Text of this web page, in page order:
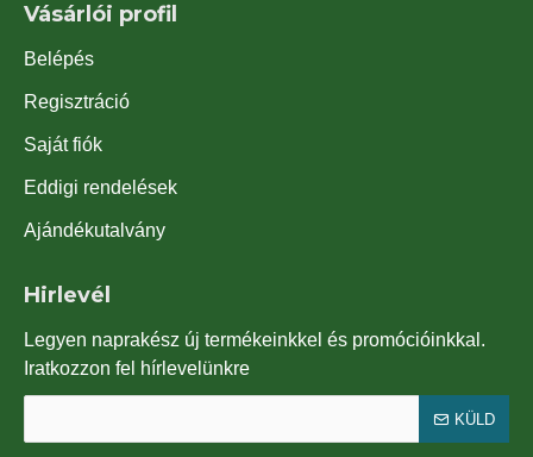
Vásárlói profil
Belépés
Regisztráció
Saját fiók
Eddigi rendelések
Ajándékutalvány
Hirlevél
Legyen naprakész új termékeinkkel és promócióinkkal.
Iratkozzon fel hírlevelünkre
KÜLD